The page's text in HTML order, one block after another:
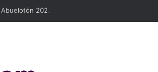
Abuelotón 2026 inicia colecta para apoyar a